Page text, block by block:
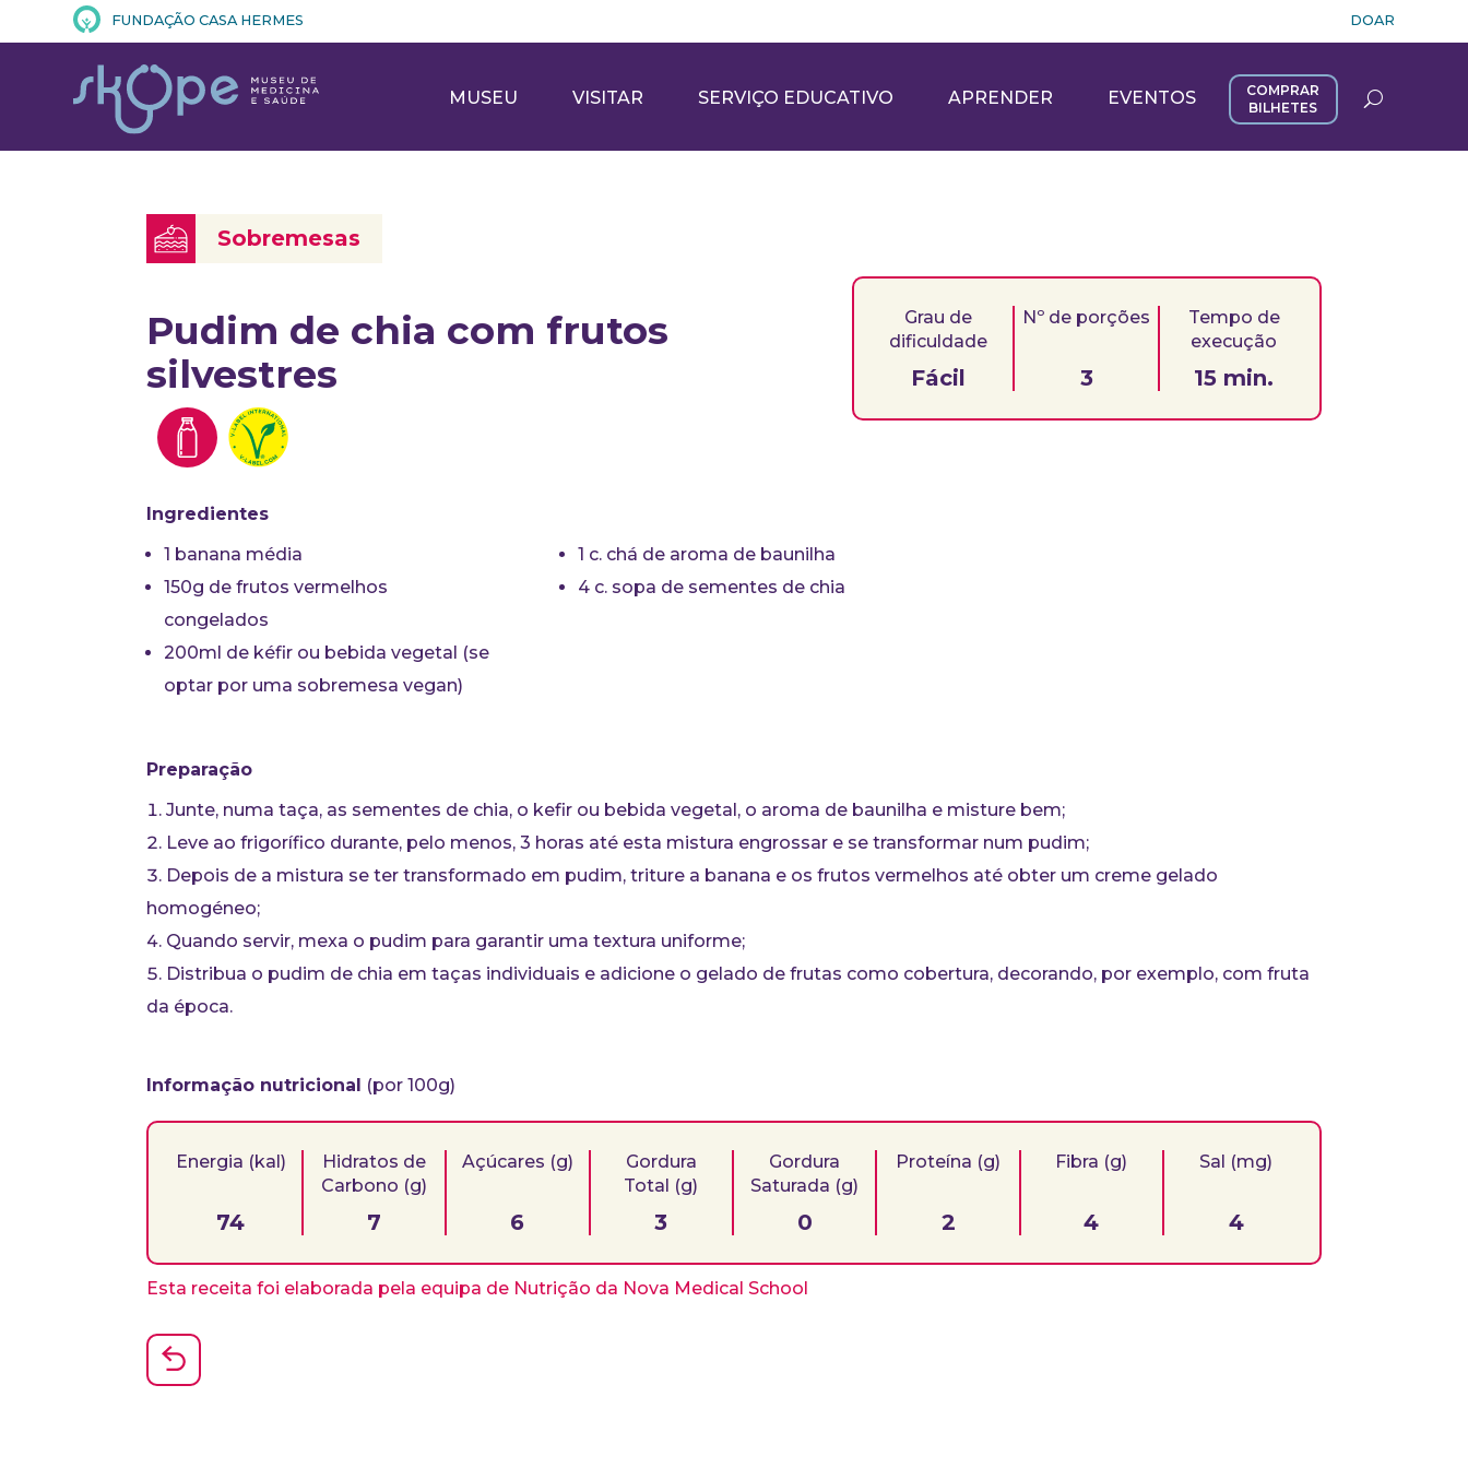
FUNDAÇÃO CASA HERMES DOAR
MUSEU VISITAR SERVIÇO EDUCATIVO APRENDER EVENTOS
COMPRAR
BILHETES
Sobremesas
Pudim de chia com frutos
silvestres
Grau de
dificuldade
Fácil
Nº de porções
3
Tempo de
execução
15 min.
Ingredientes
1 banana média
150g de frutos vermelhos
congelados
200ml de kéfir ou bebida vegetal (se
optar por uma sobremesa vegan)
1 c. chá de aroma de baunilha
4 c. sopa de sementes de chia
Preparação
Junte, numa taça, as sementes de chia, o kefir ou bebida vegetal, o aroma de baunilha e misture bem;
Leve ao frigorífico durante, pelo menos, 3 horas até esta mistura engrossar e se transformar num pudim;
Depois de a mistura se ter transformado em pudim, triture a banana e os frutos vermelhos até obter um creme gelado
homogéneo;
Quando servir, mexa o pudim para garantir uma textura uniforme;
Distribua o pudim de chia em taças individuais e adicione o gelado de frutas como cobertura, decorando, por exemplo, com fruta
da época.
Informação nutricional (por 100g)
Energia (kal)
74
Hidratos de
Carbono (g)
7
Açúcares (g)
6
Gordura
Total (g)
3
Gordura
Saturada (g)
0
Proteína (g)
2
Fibra (g)
4
Sal (mg)
4
Esta receita foi elaborada pela equipa de Nutrição da Nova Medical School